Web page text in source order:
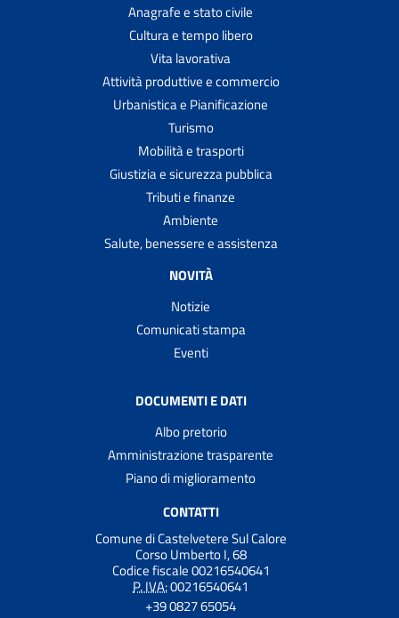
Anagrafe e stato civile
Cultura e tempo libero
Vita lavorativa
Attività produttive e commercio
Urbanistica e Pianificazione
Turismo
Mobilità e trasporti
Giustizia e sicurezza pubblica
Tributi e finanze
Ambiente
Salute, benessere e assistenza
NOVITÀ
Notizie
Comunicati stampa
Eventi
DOCUMENTI E DATI
Albo pretorio
Amministrazione trasparente
Piano di miglioramento
CONTATTI
Comune di Castelvetere Sul Calore
Corso Umberto I, 68
Codice fiscale 00216540641
P. IVA:00216540641
+39 0827 65054